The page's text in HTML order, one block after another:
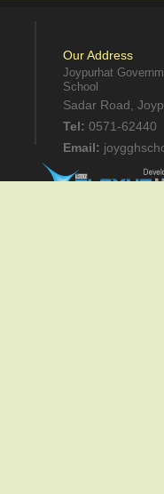
Our Address
Joypurhat
School
Sadar Road,
Tel: 0571-62440
Email: